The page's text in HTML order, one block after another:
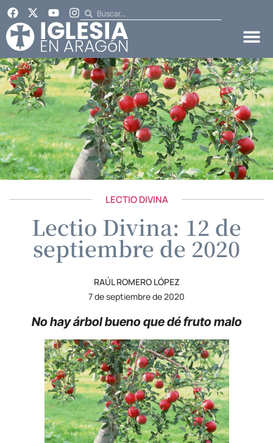
LECTIO DIVINA
Lectio Divina: 12 de
septiembre de 2020
RAÚL ROMERO LÓPEZ
7 de septiembre de 2020
No hay árbol bueno que dé fruto malo